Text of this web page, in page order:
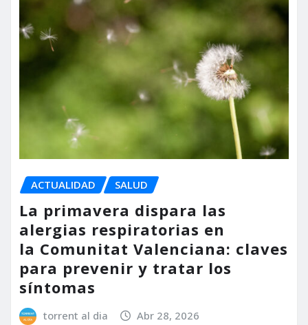
ACTUALIDAD SALUD
La primavera dispara las
alergias respiratorias en
la Comunitat Valenciana: claves
para prevenir y tratar los
síntomas
torrent al dia Abr 28, 2026